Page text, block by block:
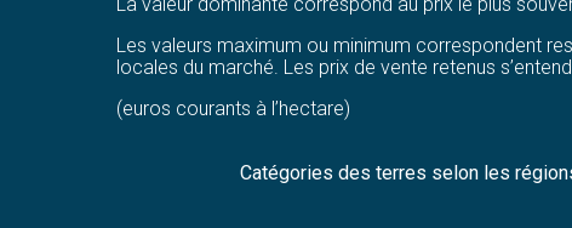
Les valeurs maximum ou minimum correspondent
locales du marché. Les prix de vente retenus
(euros courants à l’hectare)
Catégories des terres selon les